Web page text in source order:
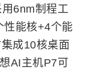
6nm制程工
性能核+4个能
成10核桌面
AI主机P7可